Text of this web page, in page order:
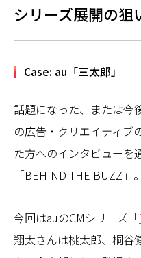
シリーズ展開の狙
Case: au「三太郎」
話題になった、または今
の広告・クリエイティブ
た方へのインタビューを
「BEHIND THE BUZZ」。
今回はauのCMシリーズ「
翔太さんは桃太郎、桐谷